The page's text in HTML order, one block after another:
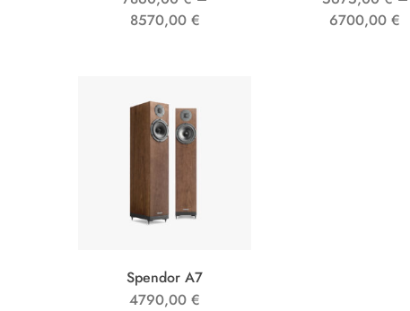
8570,00 €
6700,00€
Spendor A7
4790,00€